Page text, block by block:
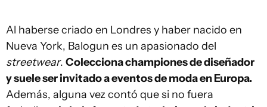
Al haberse criado en Londres y haber nacido en
Nueva York, Balogun es un apasionado del
streetwear. Colecciona championes de diseñador
y suele ser invitado a eventos de moda en Europa.
Además, alguna vez contó que si no fuera